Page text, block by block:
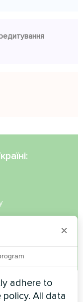
хвилин
×
adhere to
All data